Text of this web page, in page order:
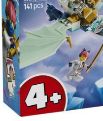
娃娃, 芭比,收藏公仔
電子玩具
遊戲及拼圖系列
益智學習玩具
Pokemon寶可夢
playpop
LEGO樂高
LeapFrog跳跳蛙
14歳以上